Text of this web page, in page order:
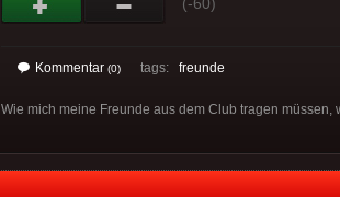
Kommentar (0) tags: freunde
Wie mich meine Freunde aus dem Club tragen